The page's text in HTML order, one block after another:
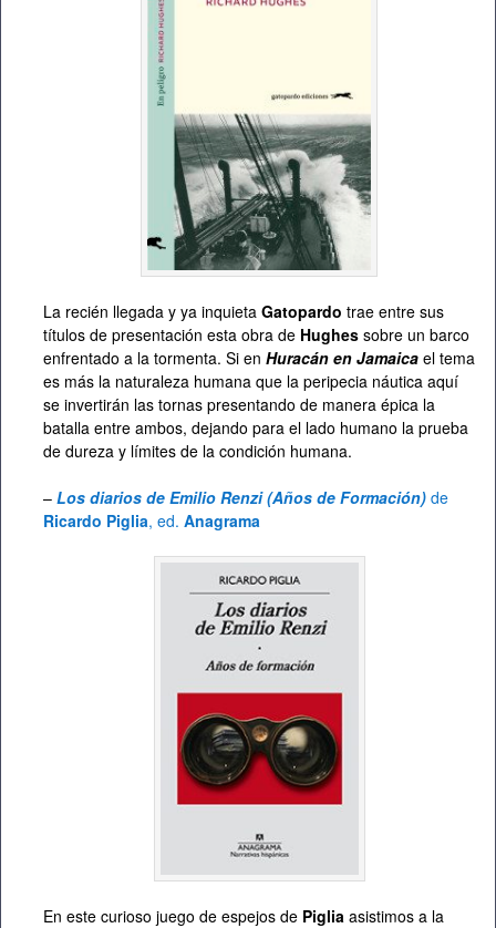
La recién llegada y ya inquieta Gatopardo trae entre sus
títulos de presentación esta obra de Hughes sobre un barco
enfrentado a la tormenta. Si en Huracán en Jamaica el tema
es más la naturaleza humana que la peripecia náutica aquí
se invertirán las tornas presentando de manera épica la
batalla entre ambos, dejando para el lado humano la prueba
de dureza y límites de la condición humana.
– Los diarios de Emilio Renzi (Años de Formación) de
Ricardo Piglia, ed. Anagrama
En este curioso juego de espejos de Piglia asistimos a la